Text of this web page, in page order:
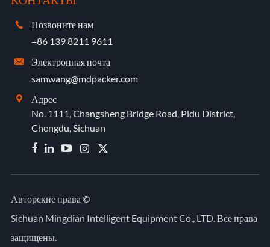

Позвоните нам
+86 139 8211 9611

Электронная почта
samwang@mdpacker.com

Адрес
No. 1111, Changsheng Bridge Road, Pidu District,
Chengdu, Sichuan
 
Авторские права ©
Sichuan Mingdian Intelligent Equipment Co., LTD. Все права
защищены.